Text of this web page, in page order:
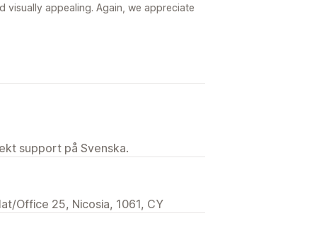
visually appealing. Again, we appreciate
support på Svenska.
Office 25, Nicosia, 1061, CY